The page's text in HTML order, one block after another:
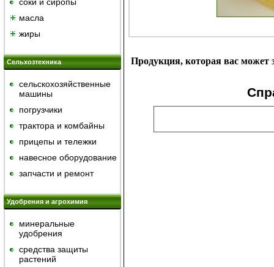
масла
жиры
Сельхозтехника
сельскохозяйственные
машины
погрузчики
трактора и комбайны
прицепы и тележки
навесное оборудование
запчасти и ремонт
Удобрения и агрохимия
минеральные
удобрения
средства защиты
растений
Продукция, которая вас может